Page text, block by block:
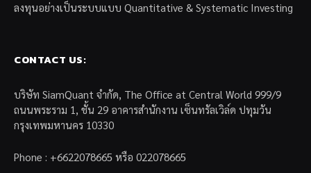
ลงทุนอย่างเป็นระบบแบบ Quantitative & Systematic Investing
CONTACT US:
บริษัท SiamQuant จำกัด, The Office at Central World 999/9
ถนนพระราม 1, ชั้น 29 อาคารสำนักงาน เซ็นทรัลเวิล์ด ปทุมวัน
กรุงเทพมหานคร 10330
Phone : +6622078665 หรือ 022078665